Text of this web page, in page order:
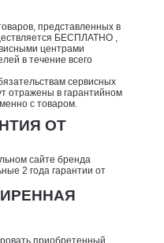
представленных в
БЕСПЛАТНО ,
центрами
в течение всего
сервисных
отражены в гарантийном
с товаром.
ОТ
сайте бренда
2 года гарантии от
приобретенный